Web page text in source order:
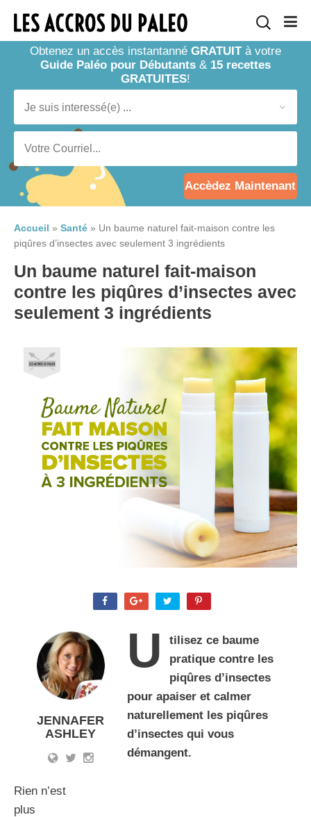
Obtenez un accès instantanné GRATUITà votre
Guide Paléo pour Débutants & 15 recettes
GRATUITES!
Accèdez Maintenant
Accueil » Santé » Un baume naturel fait-maison contre les
piqûres d’insectes avec seulement 3 ingrédients
Un baume naturel fait-maison
contre les piqûres d’insectes avec
seulement 3 ingrédients
JENNAFER
ASHLEY
U
tilisez ce baume
pratique contre les
piqûres d’insectes
pour apaiser et calmer
naturellement les piqûres
d’insectes qui vous
démangent.
Rien n’est
plus